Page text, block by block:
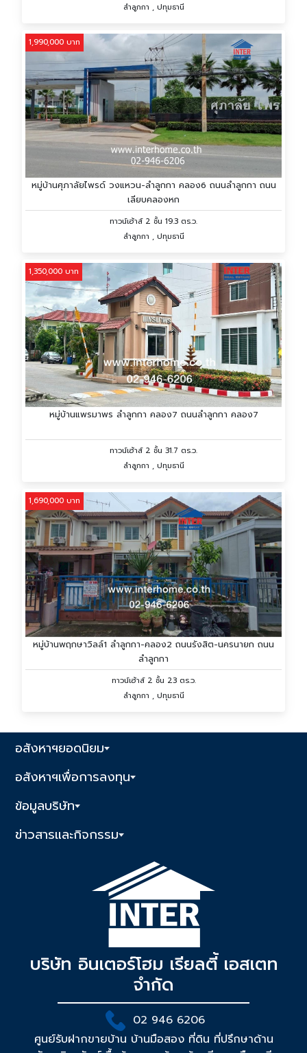
ลำลูกกา , ปทุมธานี
1,990,000 บาท
หมู่บ้านศุภาลัยไพรด์ วงแหวน-ลำลูกกา คลอง6 ถนนลำลูกกา ถนน
เลียบคลองหก
ทาวน์เฮ้าส์ 2 ชั้น 19.3 ตร.ว.
ลำลูกกา , ปทุมธานี
1,350,000 บาท
หมู่บ้านแพรมาพร ลำลูกกา คลอง7 ถนนลำลูกกา คลอง7
ทาวน์เฮ้าส์ 2 ชั้น 31.7 ตร.ว.
ลำลูกกา , ปทุมธานี
1,690,000 บาท
หมู่บ้านพฤกษาวิลล์1 ลำลูกกา-คลอง2 ถนนรังสิต-นครนายก ถนน
ลำลูกกา
ทาวน์เฮ้าส์ 2 ชั้น 23 ตร.ว.
ลำลูกกา , ปทุมธานี
อสังหาฯยอดนิยม
อสังหาฯเพื่อการลงทุน
ข้อมูลบริษัท
ข่าวสารและกิจกรรม
บริษัท อินเตอร์โฮม เรียลตี้ เอสเตท
จำกัด
02 946 6206
ศูนย์รับฝากขายบ้าน บ้านมือสอง ที่ดิน ที่ปรึกษาด้าน